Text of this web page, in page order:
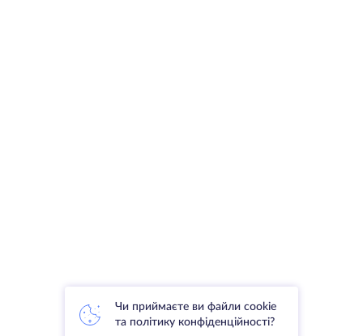
Чи приймаєте ви файли cookie
та політику конфіденційності?